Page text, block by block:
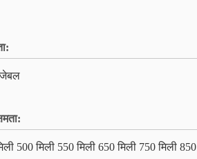
500 मिली 550 मिली 650 मिली 750 मिली 850